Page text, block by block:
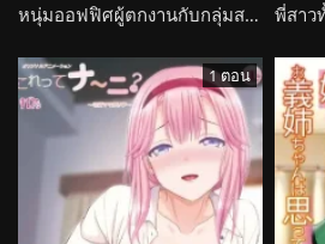
หนุ่มออฟฟิศผู้ตกงานกับกลุ่มสาวแกลOshikake! Bakunyuu Gal Harem Seikatsu4
1 ตอน